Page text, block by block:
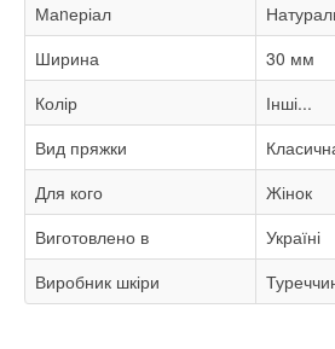
Маnеріал
Ширина
30 мм
Колір
Інші...
Вид пряжки
Для кого
Жінок
Виготовлено в
Україні
Виробник шкіри